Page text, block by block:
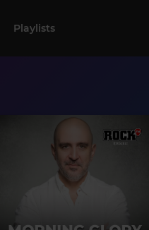
Playlists